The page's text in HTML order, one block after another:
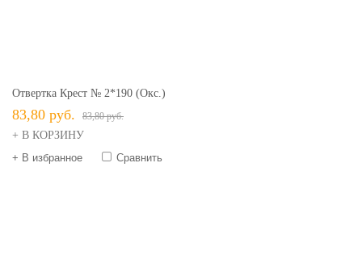
Отвертка Крест № 2*190 (окс.)
83,80 руб. 83,80 руб.
+ В КОРЗИНУ
+ В избранное
Сравнить